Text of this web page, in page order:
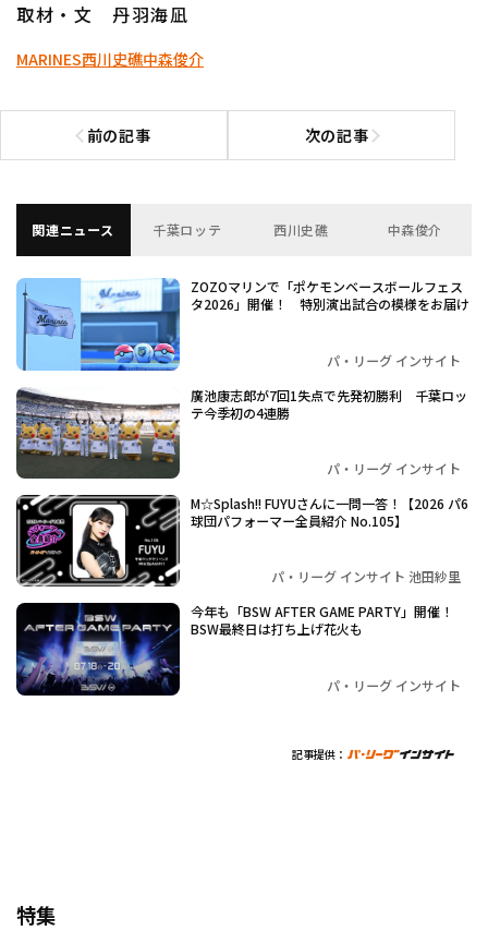
取材・文 丹羽海凪
MARINES西川史礁中森俊介
前の記事
前の記事へ 次の記事次の記事へ
関連ニュース 千葉ロッテ 西川史礁 中森俊介
ZOZOマリンで「ポケモンベースボールフェス
タ2026」開催！ 特別演出試合の模様をお届け
パ・リーグ インサイト
廣池康志郎が7回1失点で先発初勝利 千葉ロッ
テ今季初の4連勝
パ・リーグ インサイト
M☆Splash!! FUYUさんに一問一答！【2026 パ6
球団パフォーマー全員紹介 No.105】
パ・リーグ インサイト 池田紗里
今年も「BSW AFTER GAME PARTY」開催！
BSW最終日は打ち上げ花火も
パ・リーグ インサイト
記事提供：
特集